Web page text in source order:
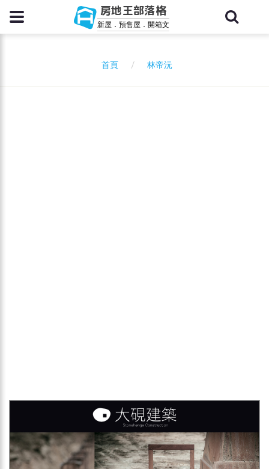
房地王部落格
新屋．預售屋．開箱文
首頁 林帝沅